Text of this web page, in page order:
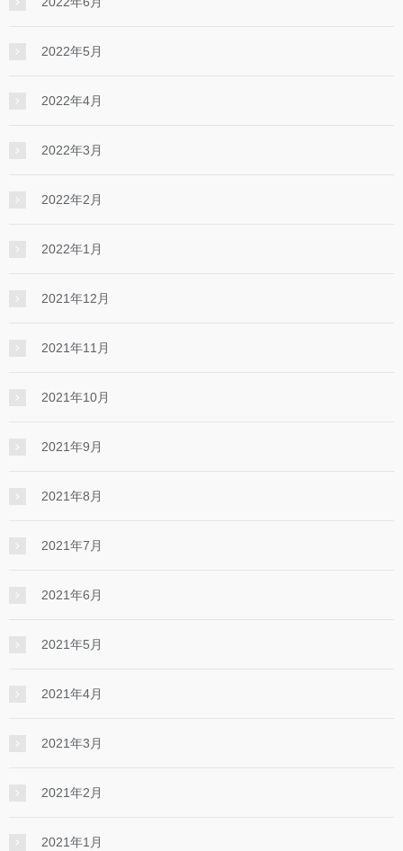
2022年5月
2022年4月
2022年3月
2022年2月
2022年1月
2021年12月
2021年11月
2021年10月
2021年9月
2021年8月
2021年7月
2021年6月
2021年5月
2021年4月
2021年3月
2021年2月
2021年1月